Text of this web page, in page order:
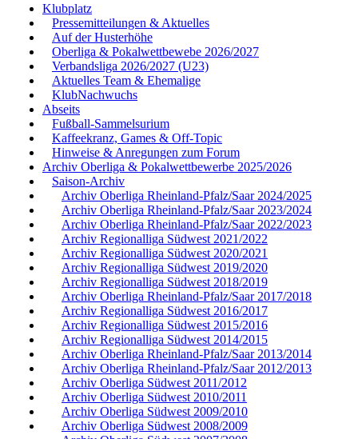
Klubplatz
Pressemitteilungen & Aktuelles
Auf der Husterhöhe
Oberliga & Pokalwettbewebe 2026/2027
Verbandsliga 2026/2027 (U23)
Aktuelles Team & Ehemalige
KlubNachwuchs
Abseits
Fußball-Sammelsurium
Kaffeekranz, Games & Off-Topic
Hinweise & Anregungen zum Forum
Archiv Oberliga & Pokalwettbewerbe 2025/2026
Saison-Archiv
Archiv Oberliga Rheinland-Pfalz/Saar 2024/2025
Archiv Oberliga Rheinland-Pfalz/Saar 2023/2024
Archiv Oberliga Rheinland-Pfalz/Saar 2022/2023
Archiv Regionalliga Südwest 2021/2022
Archiv Regionalliga Südwest 2020/2021
Archiv Regionalliga Südwest 2019/2020
Archiv Regionalliga Südwest 2018/2019
Archiv Oberliga Rheinland-Pfalz/Saar 2017/2018
Archiv Regionalliga Südwest 2016/2017
Archiv Regionalliga Südwest 2015/2016
Archiv Regionalliga Südwest 2014/2015
Archiv Oberliga Rheinland-Pfalz/Saar 2013/2014
Archiv Oberliga Rheinland-Pfalz/Saar 2012/2013
Archiv Oberliga Südwest 2011/2012
Archiv Oberliga Südwest 2010/2011
Archiv Oberliga Südwest 2009/2010
Archiv Oberliga Südwest 2008/2009